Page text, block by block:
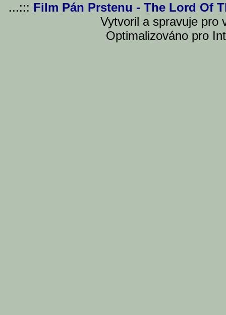
...::: Film Pán Prstenu - The Lord Of
Vytvoril a spravuje pro
Optimalizováno pro